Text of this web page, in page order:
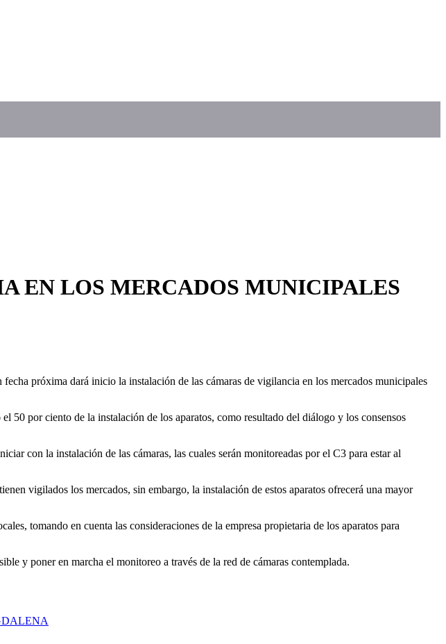
EN LOS MERCADOS MUNICIPALES
próxima dará inicio la instalación de las cámaras de vigilancia en los mercados municipales
por ciento de la instalación de los aparatos, como resultado del diálogo y los consensos
con la instalación de las cámaras, las cuales serán monitoreadas por el C3 para estar al
vigilados los mercados, sin embargo, la instalación de estos aparatos ofrecerá una mayor
tomando en cuenta las consideraciones de la empresa propietaria de los aparatos para
y poner en marcha el monitoreo a través de la red de cámaras contemplada.